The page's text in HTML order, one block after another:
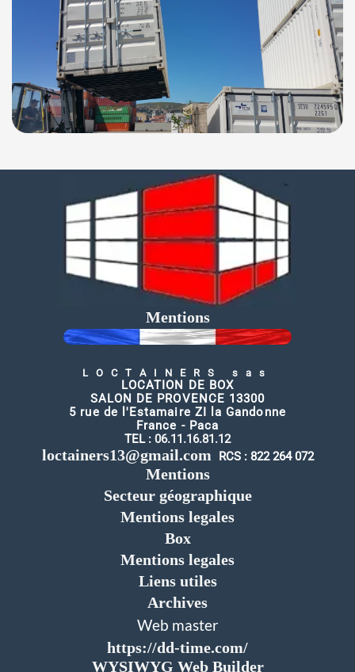
Mentions
LOCTAINERS sas
LOCATION DE BOX
SALON DE PROVENCE 13300
5 rue de l'Estamaire ZI la Gandonne
France - Paca
TEL : 06.11.16.81.12
loctainers13@gmail.com RCS : 822 264 072
Mentions
Secteur géographique
Mentions legales
Box
Mentions legales
Liens utiles
Archives
Web master
https://dd-time.com/
WYSIWYG Web Builder